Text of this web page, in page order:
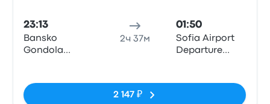
23:13
Bansko
Gondola
2ч 37м
01:50
Sofia Airport
Departure
2 147 ₽